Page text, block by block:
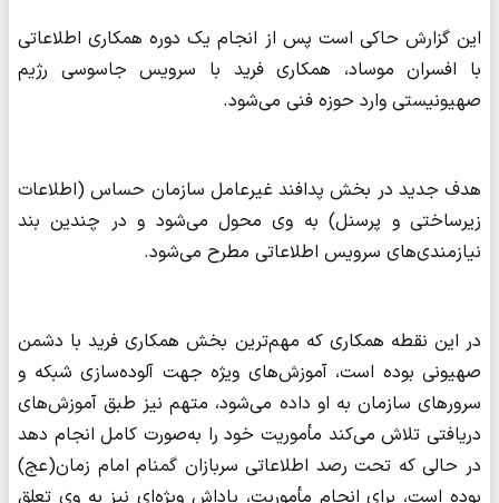
این گزارش حاکی است پس از انجام یک دوره همکاری اطلاعاتی
با افسران موساد، همکاری فرید با سرویس جاسوسی رژیم
صهیونیستی وارد حوزه فنی می‌شود.
هدف جدید در بخش پدافند غیرعامل سازمان حساس (اطلاعات
زیرساختی و پرسنل) به وی محول می‌شود و در چندین بند
نیازمندی‌های سرویس اطلاعاتی مطرح می‌شود.
در این نقطه همکاری که مهم‌ترین بخش همکاری فرید با دشمن
صهیونی بوده است، آموزش‌های ویژه جهت آلوده‌سازی شبکه و
سرورهای سازمان به او داده می‌شود، متهم نیز طبق آموزش‌های
دریافتی تلاش می‌کند مأموریت خود را به‌صورت کامل انجام دهد
در حالی که تحت رصد اطلاعاتی سربازان گمنام امام زمان(عج)
بوده است، برای انجام مأموریت، پاداش ویژه‌ای نیز به وی تعلق